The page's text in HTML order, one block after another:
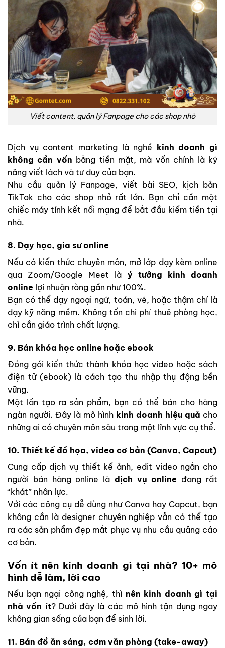
Viết content, quản lý Fanpage cho các shop nhỏ
Dịch vụ content marketing là nghề
kinh doanh gì
không cần vốn bằng tiền mặt, mà vốn chính là kỹ
năng viết lách và tư duy của bạn.
Nhu cầu quản lý Fanpage, viết bài SEO, kịch bản
TikTok cho các shop nhỏ rất lớn. Bạn chỉ cần một
chiếc máy tính kết nối mạng để bắt đầu kiếm tiền tại
nhà.
8. Dạy học, gia sư online
Nếu có kiến thức chuyên môn, mở lớp dạy kèm online
qua Zoom/Google Meet là ý tưởng kinh doanh
online lợi nhuận ròng gần như 100%.
Bạn có thể dạy ngoại ngữ, toán, vẽ, hoặc thậm chí là
dạy kỹ năng mềm. Không tốn chi phí thuê phòng học,
chỉ cần giáo trình chất lượng.
9. Bán khóa học online hoặc ebook
Đóng gói kiến thức thành khóa học video hoặc sách
điện tử (ebook) là cách tạo thu nhập thụ động bền
vững.
Một lần tạo ra sản phẩm, bạn có thể bán cho hàng
ngàn người. Đây là mô hình kinh doanh hiệu quả cho
những ai có chuyên môn sâu trong một lĩnh vực cụ thể.
10. Thiết kế đồ họa, video cơ bản (Canva, Capcut)
Cung cấp dịch vụ thiết kế ảnh, edit video ngắn cho
người bán hàng online là dịch vụ online đang rất
“khát” nhân lực.
Với các công cụ dễ dùng như Canva hay Capcut, bạn
không cần là designer chuyên nghiệp vẫn có thể tạo
ra các sản phẩm đẹp mắt phục vụ nhu cầu quảng cáo
cơ bản.
Vốn ít nên kinh doanh gì tại nhà? 10+ mô
hình dễ làm, lời cao
Nếu bạn ngại công nghệ, thì nên kinh doanh gì tại
nhà vốn ít? Dưới đây là các mô hình tận dụng ngay
không gian sống của bạn để sinh lời.
11. Bán đồ ăn sáng, cơm văn phòng (take-away)